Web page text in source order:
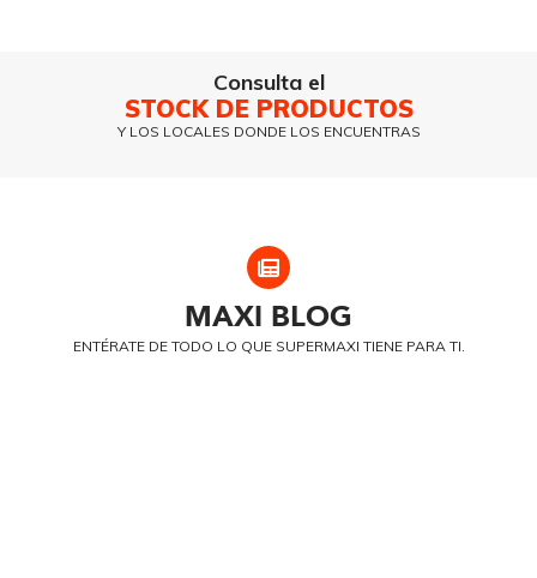
Consulta el
STOCK DE PRODUCTOS
Y LOS LOCALES DONDE LOS ENCUENTRAS
MAXI BLOG
ENTÉRATE DE TODO LO QUE SUPERMAXI TIENE PARA TI.